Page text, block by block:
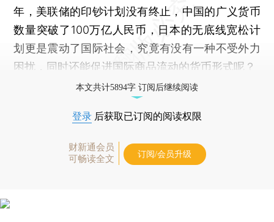
年，美联储的印钞计划没有终止，中国的广义货币
数量突破了100万亿人民币，日本的无底线宽松计
划更是震动了国际社会，究竟有没有一种不受外力
困扰，同时还能促进国际商品流动的货币形式呢？
本文共计5894字 订阅后继续阅读
登录 后获取已订阅的阅读权限
财新通会员
可畅读全文
订阅/会员升级